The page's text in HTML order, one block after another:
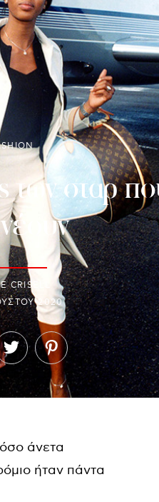
σταρ
CRISELL
2020
άνετα
ήταν πάντα